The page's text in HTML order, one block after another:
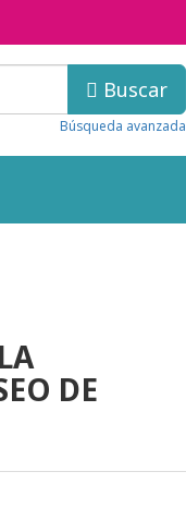
Buscar
Búsqueda avanzada
DE